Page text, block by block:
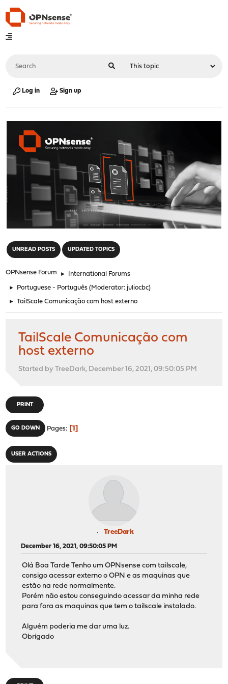
Log in Sign up
UNREAD POSTS UPDATED TOPICS
OPNsense Forum ► International Forums
► Portuguese - Português (Moderator: juliocbc)
► TailScale Comunicação com host externo
TailScale Comunicação com
host externo
Started by TreeDark, December 16, 2021, 09:50:05 PM
PRINT
GO DOWN Pages 1
USER ACTIONS
TreeDark
December 16, 2021, 09:50:05 PM
Olá Boa Tarde Tenho um OPNsense com tailscale,
consigo acessar externo o OPN e as maquinas que
estão na rede normalmente.
Porém não estou conseguindo acessar da minha rede
para fora as maquinas que tem o tailscale instalado.
Alguém poderia me dar uma luz.
Obrigado